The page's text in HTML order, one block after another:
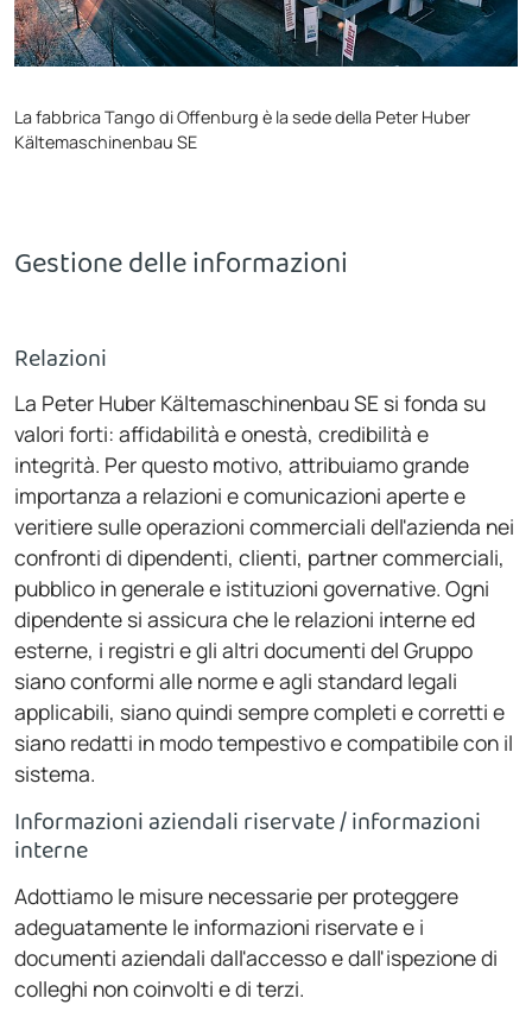
La fabbrica Tango di Offenburg è la sede della Peter Huber
Kältemaschinenbau SE
Gestione delle informazioni
Relazioni
La Peter Huber Kältemaschinenbau SE si fonda su
valori forti: affidabilità e onestà, credibilità e
integrità. Per questo motivo, attribuiamo grande
importanza a relazioni e comunicazioni aperte e
veritiere sulle operazioni commerciali dell'azienda nei
confronti di dipendenti, clienti, partner commerciali,
pubblico in generale e istituzioni governative. Ogni
dipendente si assicura che le relazioni interne ed
esterne, i registri e gli altri documenti del Gruppo
siano conformi alle norme e agli standard legali
applicabili, siano quindi sempre completi e corretti e
siano redatti in modo tempestivo e compatibile con il
sistema.
Informazioni aziendali riservate / informazioni
interne
Adottiamo le misure necessarie per proteggere
adeguatamente le informazioni riservate e i
documenti aziendali dall'accesso e dall'ispezione di
colleghi non coinvolti e di terzi.